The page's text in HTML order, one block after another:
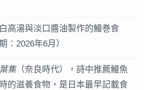
白高湯與淡口醬油製作的鰻巻食
：2026年6月）
集（奈良時代），詩中推薦鰻魚
的滋養食物，是日本最早記載食